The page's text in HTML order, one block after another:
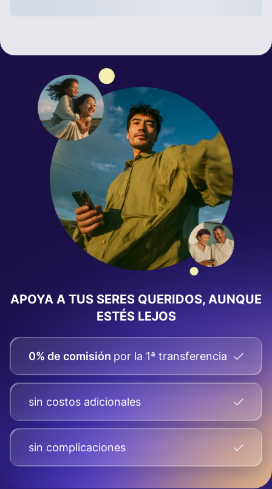
APOYA A TUS SERES QUERIDOS, AUNQUE
ESTÉS LEJOS
0% de comisión por la 1ª transferencia
sin costos adicionales
sin complicaciones